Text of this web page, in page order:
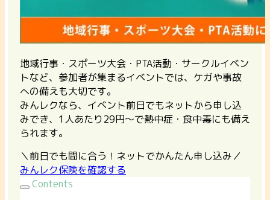
地域行事・スポーツ大会・PTA活動・サークルイベン
トなど、参加者が集まるイベントでは、ケガや事故
への備えも大切です。
みんレクなら、イベント前日でもネットから申し込
みでき、1人あたり29円〜で熱中症・食中毒にも備え
られます。
＼前日でも間に合う！ネットでかんたん申し込み／
みんレク保険を確認する
Contents